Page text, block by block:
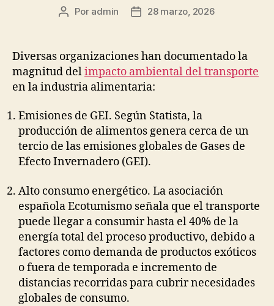
Autor
publicación
Por admin
Fecha
publicación
28 marzo, 2026
Diversas organizaciones han documentado la
magnitud delimpacto ambiental del transporte
en la industria alimentaria:
Emisiones de GEI. Según Statista, la
producción de alimentos genera cerca de un
tercio de las emisiones globales de Gases de
Efecto Invernadero (GEI).
Alto consumo energético. La asociación
española Ecotumismo señala que el transporte
puede llegar a consumir hasta el 40% de la
energía total del proceso productivo, debido a
factores como demanda de productos exóticos
o fuera de temporada e incremento de
distancias recorridas para cubrir necesidades
globales de consumo.